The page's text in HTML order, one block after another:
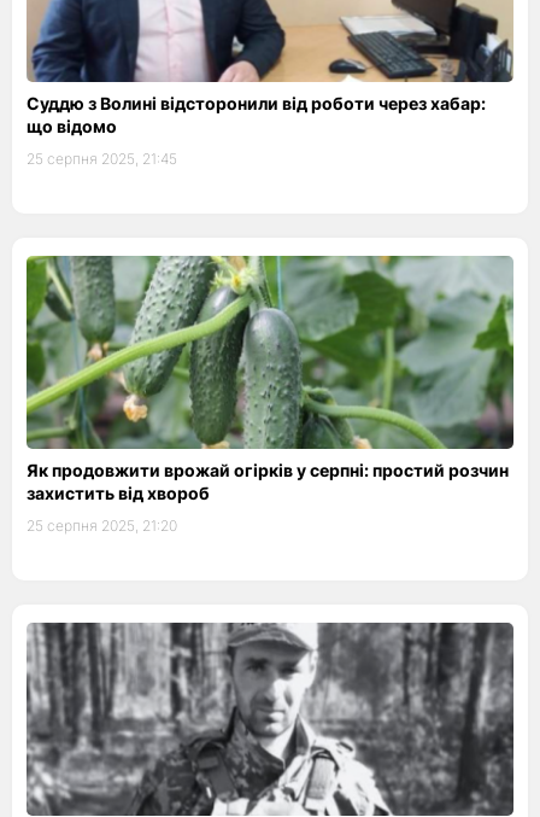
Суддю з Волині відсторонили від роботи через хабар:
що відомо
25 серпня 2025, 21:45
Як продовжити врожай огірків у серпні: простий розчин
захистить від хвороб
25 серпня 2025, 21:20